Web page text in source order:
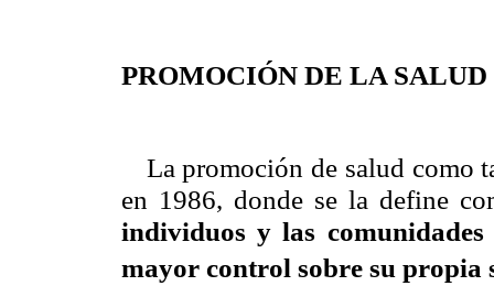
PROMOCIÓN DE LA SALUD
La promoción de salud como
en 1986, donde se la define
individuos y las
mayor control sobre su